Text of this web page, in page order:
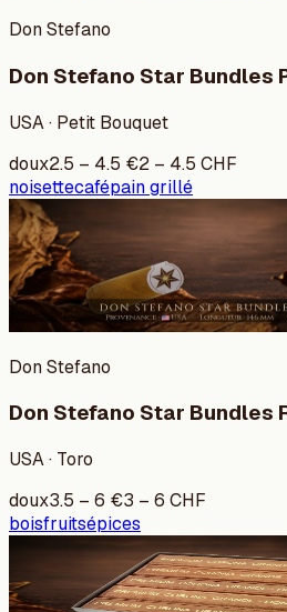
Don Stefano
Don Stefano Star Bundles
USA · Petit Bouquet
doux2.5 – 4.5 €2 – 4.5 CHF
noisettecafépain grillé
Don Stefano
Don Stefano Star Bundles
USA · Toro
doux3.5 – 6 €3 – 6 CHF
boisfruitsépices